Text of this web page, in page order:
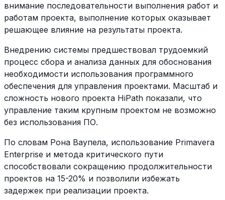
внимание последовательности выполнения работ и
работам проекта, выполнение которых оказывает
решающее влияние на результаты проекта.
Внедрению системы предшествовал трудоемкий
процесс сбора и анализа данных для обоснования
необходимости использования программного
обеспечения для управления проектами. Масштаб и
сложность нового проекта HiPath показали, что
управление таким крупным проектом не возможно
без использования ПО.
По словам Рона Ваупела, использование Primavera
Enterprise и метода критического пути
способствовали сокращению продолжительности
проектов на 15-20% и позволили избежать
задержек при реализации проекта.